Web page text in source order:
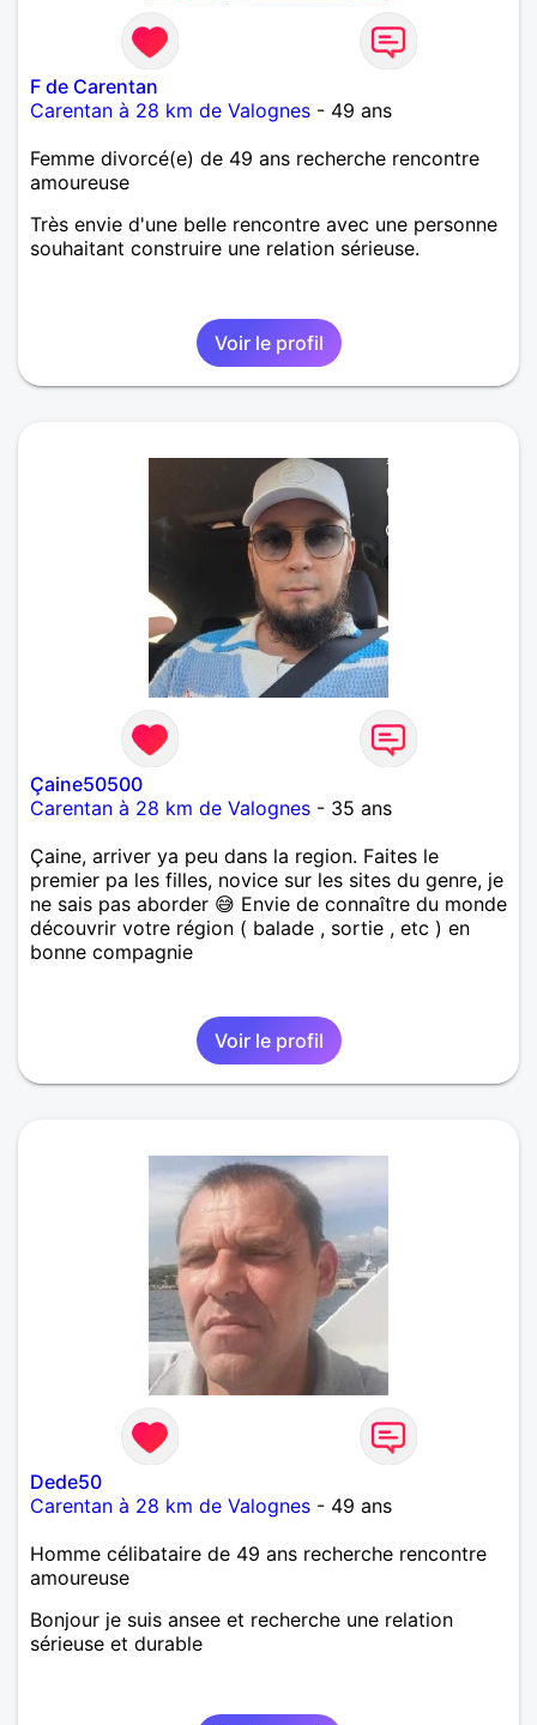
F de Carentan
Carentan à 28 km de Valognes - 49 ans
Femme divorcé(e) de 49 ans recherche rencontre
amoureuse
Très envie d'une belle rencontre avec une personne
souhaitant construire une relation sérieuse.
Voir le profil
Çaine50500
Carentan à 28 km de Valognes - 35 ans
Çaine, arriver ya peu dans la region. Faites le
premier pa les filles, novice sur les sites du genre, je
ne sais pas aborder 😅 Envie de connaître du monde
découvrir votre région ( balade , sortie , etc ) en
bonne compagnie
Voir le profil
Dede50
Carentan à 28 km de Valognes - 49 ans
Homme célibataire de 49 ans recherche rencontre
amoureuse
Bonjour je suis ansee et recherche une relation
sérieuse et durable